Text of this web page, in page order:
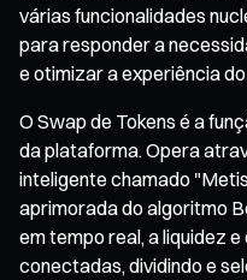
várias funcionalidades
para responder a
e otimizar a experiência
O Swap de Tokens é a
da plataforma. Opera
inteligente chamado
aprimorada do algoritmo
em tempo real, a liquidez
conectadas, dividindo e